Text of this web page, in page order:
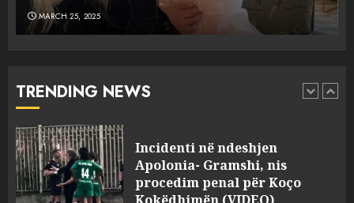
MARCH 25, 2025
TRENDING NEWS
1
Punonjësja e UKT akuzon
pasuri të pajustifikuar
Incidenti në ndeshjen
Apolonia- Gramshi, nis
procedim penal për Koço